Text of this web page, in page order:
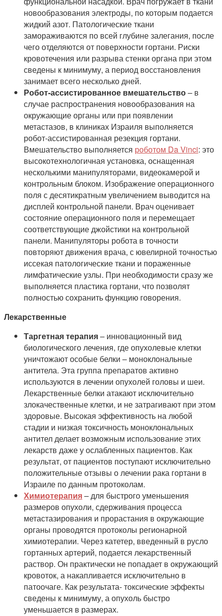
новообразования электроды, по которым подается
жидкий азот. Патологические ткани
замораживаются по всей глубине залегания, после
чего отделяются от поверхности гортани. Риски
кровотечения или разрыва стенки органа при этом
сведены к минимуму, а период восстановления
занимает всего несколько дней.
Робот-ассистированное вмешательство– в
случае распространения новообразования на
окружающие органы или при появлении
метастазов, в клиниках Израиля выполняется
робот-ассистированная резекция гортани.
Вмешательство выполняется роботом Da Vinci: это
высокотехнологичная установка, оснащенная
несколькими манипуляторами, видеокамерой и
контрольным блоком. Изображение операционного
поля с десятикратным увеличением выводится на
дисплей контрольной панели. Врач оценивает
состояние операционного поля и перемещает
соответствующие джойстики на контрольной
панели. Манипуляторы робота в точности
повторяют движения врача, с ювелирной точностью
иссекая патологические ткани и пораженные
лимфатические узлы. При необходимости сразу же
выполняется пластика гортани, что позволят
полностью сохранить функцию говорения.
Лекарственные
Таргетная терапия– инновационный вид
биологического лечения, где опухолевые клетки
уничтожают особые белки – моноклональные
антитела. Эта группа препаратов активно
используются в лечении опухолей головы и шеи.
Лекарственные белки атакают исключительно
злокачественные клетки, и не затрагивают при этом
здоровые. Высокая эффективность на любой
стадии и низкая токсичность моноклональных
антител делает возможным использование этих
лекарств даже у ослабленных пациентов. Как
результат, от пациентов поступают исключительно
положительные отзывы о лечении рака гортани в
Израиле по данным протоколам.
Химиотерапия– для быстрого уменьшения
размеров опухоли, сдерживания процесса
метастазирования и прорастания в окружающие
органы проводятся протоколы регионарной
химиотерапии. Через катетер, введенный в русло
гортанных артерий, подается лекарственный
раствор. Он практически не попадает в окружающий
кровоток, а накапливается исключительно в
патоочаге. Как результата- токсические эффекты
сведены к минимуму, а опухоль быстро
уменьшается в размерах.